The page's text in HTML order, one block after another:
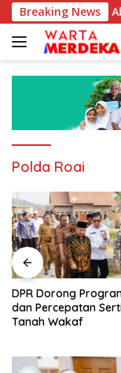
Langsung
ke
konten
Breaking News
Habib Aboe
Polda Roai
DPR Dorong
dan Percepatan
Tanah Wakaf